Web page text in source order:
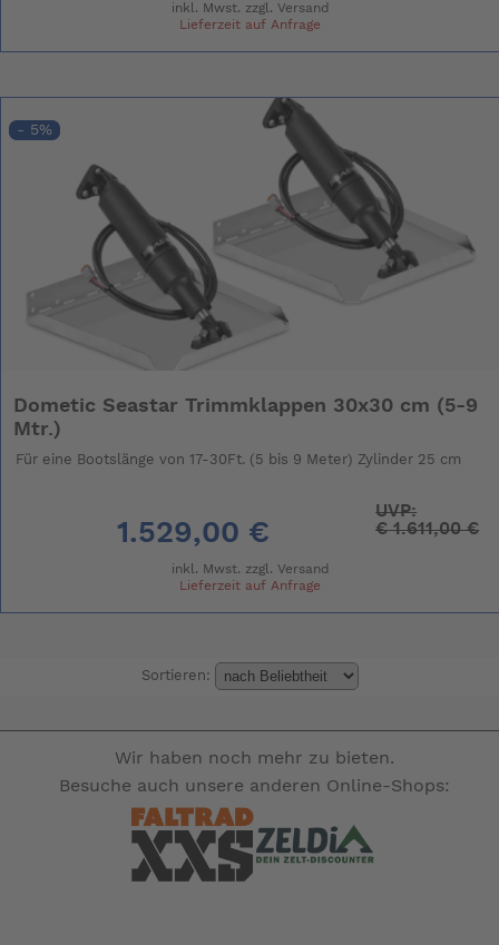
inkl. Mwst. zzgl. Versand
Lieferzeit auf Anfrage
- 5%
Dometic Seastar Trimmklappen 30x30 cm (5-9
Mtr.)
Für eine Bootslänge von 17-30Ft. (5 bis 9 Meter) Zylinder 25 cm
1.529,00 €
UVP:
€1.611,00 €
inkl. Mwst. zzgl. Versand
Lieferzeit auf Anfrage
Sortieren:
Wir haben noch mehr zu bieten.
Besuche auch unsere anderen Online-Shops: